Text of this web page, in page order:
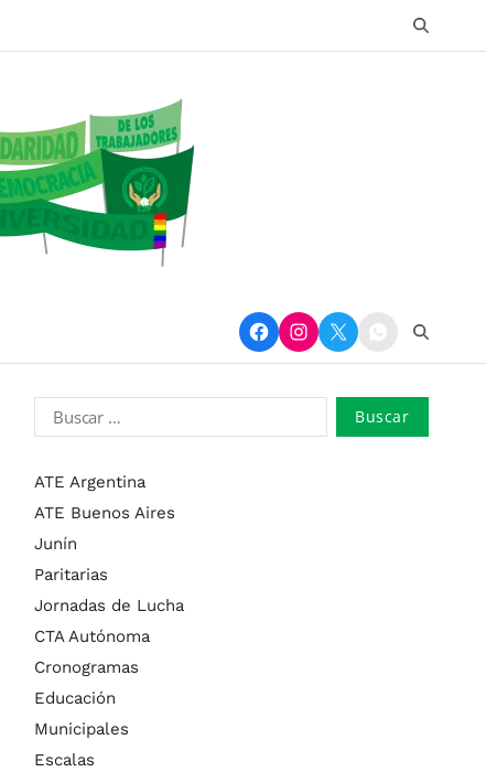
ATE Argentina
ATE Buenos Aires
Junín
Paritarias
Jornadas de Lucha
CTA Autónoma
Cronogramas
Educación
Municipales
Escalas